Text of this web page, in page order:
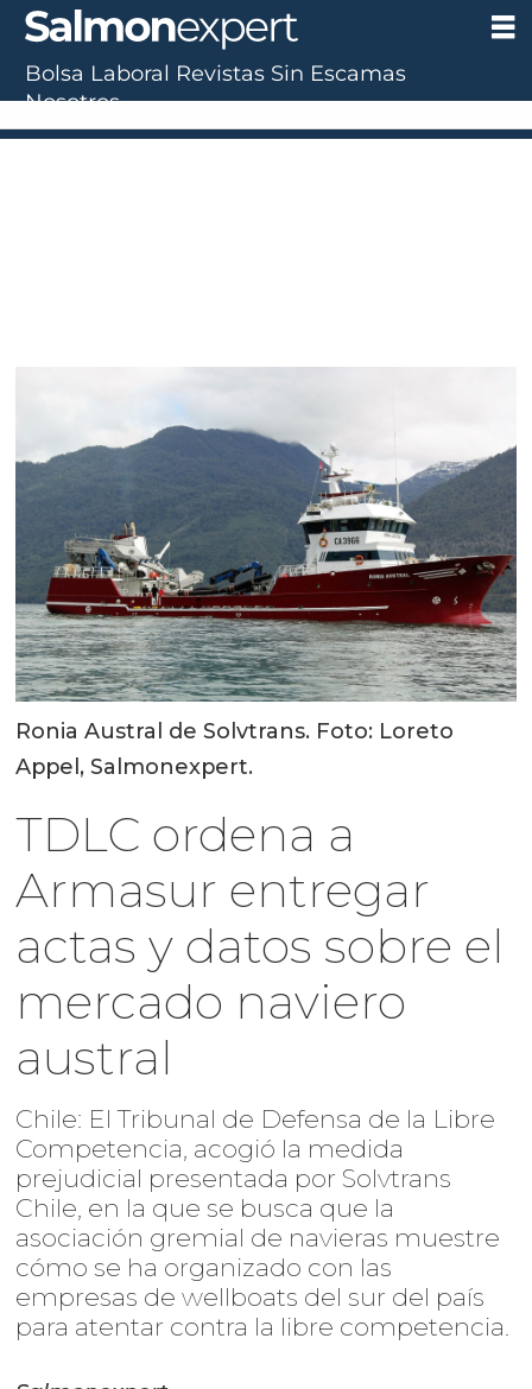
Ronia Austral de Solvtrans. Foto: Loreto
Appel, Salmonexpert.
TDLC ordena a
Armasur entregar
actas y datos sobre el
mercado naviero
austral
Chile: El Tribunal de Defensa de la Libre
Competencia, acogió la medida
prejudicial presentada por Solvtrans
Chile, en la que se busca que la
asociación gremial de navieras muestre
cómo se ha organizado con las
empresas de wellboats del sur del país
para atentar contra la libre competencia.
Bolsa Laboral Revistas Sin Escamas
Nosotros